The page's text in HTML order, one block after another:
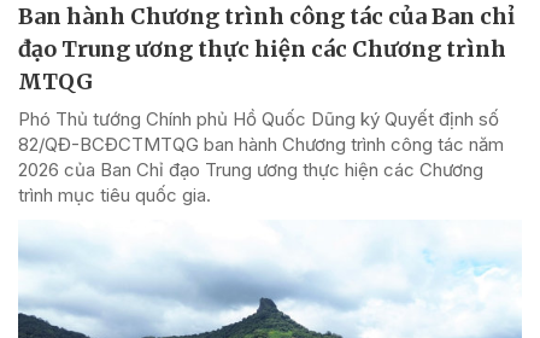
Ban hành Chương trình công tác của Ban chỉ
đạo Trung ương thực hiện các Chương trình
MTQG
Phó Thủ tướng Chính phủ Hồ Quốc Dũng ký Quyết định số
82/QĐ-BCĐCTMTQG ban hành Chương trình công tác năm
2026 của Ban Chỉ đạo Trung ương thực hiện các Chương
trình mục tiêu quốc gia.